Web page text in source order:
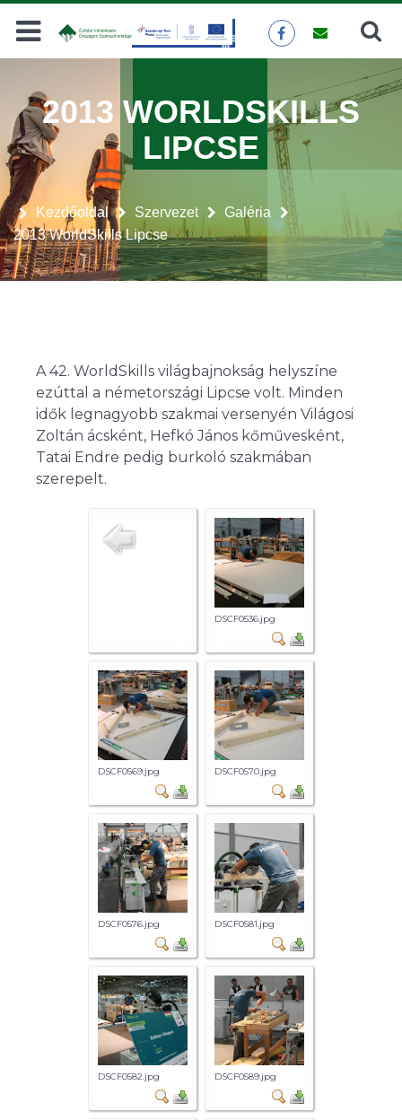
Keresés
Kezdőoldal Szervezet
Galéria
2013 WorldSkills Lipcse
2013 WORLDSKILLS
LIPCSE
A 42. WorldSkills világbajnokság helyszíne
ezúttal a németországi Lipcse volt. Minden
idők legnagyobb szakmai versenyén Világosi
Zoltán ácsként, Hefkó János kőművesként,
Tatai Endre pedig burkoló szakmában
szerepelt.
DSCF0536.jpg
DSCF0569.jpg DSCF0570.jpg
DSCF0576.jpg DSCF0581.jpg
DSCF0582.jpg DSCF0589.jpg